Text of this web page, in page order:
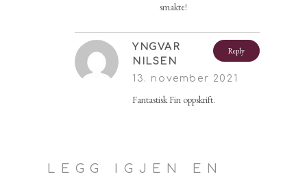
smakte!
Reply
YNGVAR
NILSEN
13. november 2021
Fantastisk Fin oppskrift.
LEGG IGJEN EN